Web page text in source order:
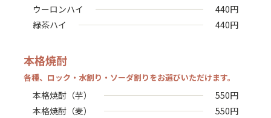
ウーロンハイ
440円
緑茶ハイ
440円
本格焼酎
各種、ロック・水割り・ソーダ割りをお選びいただけます。
本格焼酎（芋） 550円
本格焼酎（麦）
550円